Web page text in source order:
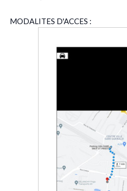
MODALITES D'ACCES :